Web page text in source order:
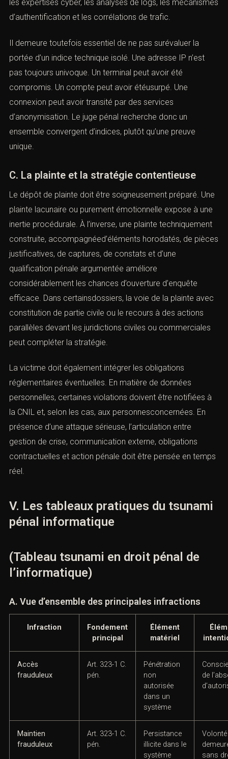
B. Les moyens d’enquête spécialisés
spécifiques pour lutter contre la délinquance numérique.
Réquisitions aux opérateurs, perquisitions informatiques,
saisies de supports,
expertises, demandes aux plateformes, coopération
internationale et assistance d’unités spécialisées
structurent l’enquête. La montée en puissance de la
preuve numérique a conduit les juridictions à
logs, les mécanismes d’authentification et les
Il demeure toutefois essentiel de ne pas surévaluer la
portée d’un indice technique isolé. Une adresse IP n’est
pas toujours univoque. Un terminal peut avoir été
compromis. Un compte peut avoir étéusurpé. Une
connexion peut avoir transité par des services
d’anonymisation. Le juge pénal recherche donc un
ensemble convergent d’indices, plutôt qu’une preuve
unique.
C. La plainte et la stratégie contentieuse
Le dépôt de plainte doit être soigneusement préparé.
Une plainte lacunaire ou purement émotionnelle expose
à une inertie procédurale. À l’inverse, une plainte
techniquement construite, accompagnéed’éléments
horodatés, de pièces justificatives, de captures, de
constats et d’une qualification pénale argumentée
améliore considérablement les chances d’ouverture
d’enquête efficace. Dans certainsdossiers, la voie de la
des actions parallèles devant les juridictions civiles ou
commerciales peut compléter la stratégie.
réglementaires éventuelles. En matière de données
personnelles, certaines violations doivent être notifiées
En présence d’une attaque sérieuse, l’articulation entre
gestion de crise, communication externe, obligations
contractuelles et action pénale doit être pensée en
V. Les tableaux pratiques du
tsunami pénal informatique
(Tableau tsunami en droit pénal de
l’informatique)